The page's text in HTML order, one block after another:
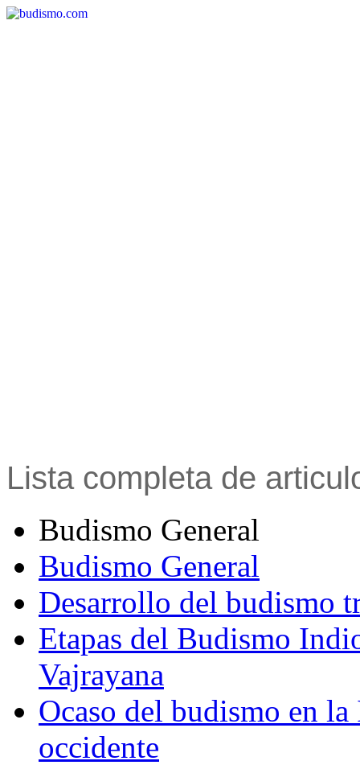
Lista completa de
Budismo General
Budismo General
Desarrollo del budismo
Etapas del Budismo
Vajrayana
Ocaso del budismo en
occidente